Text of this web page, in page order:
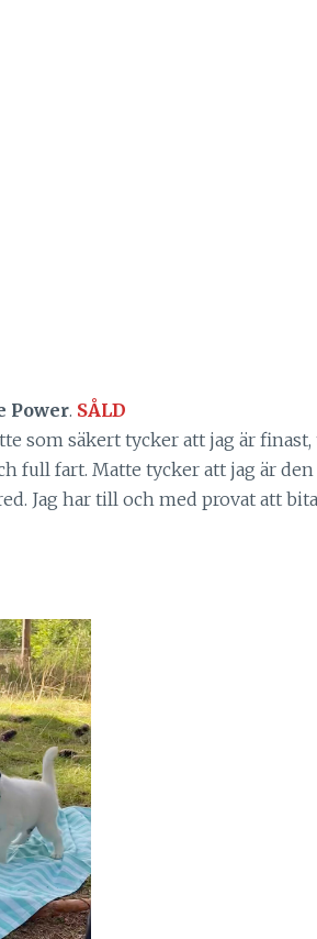
Power. SÅLD
som säkert tycker att jag är finast,
full fart. Matte tycker att jag är
Jag har till och med provat att